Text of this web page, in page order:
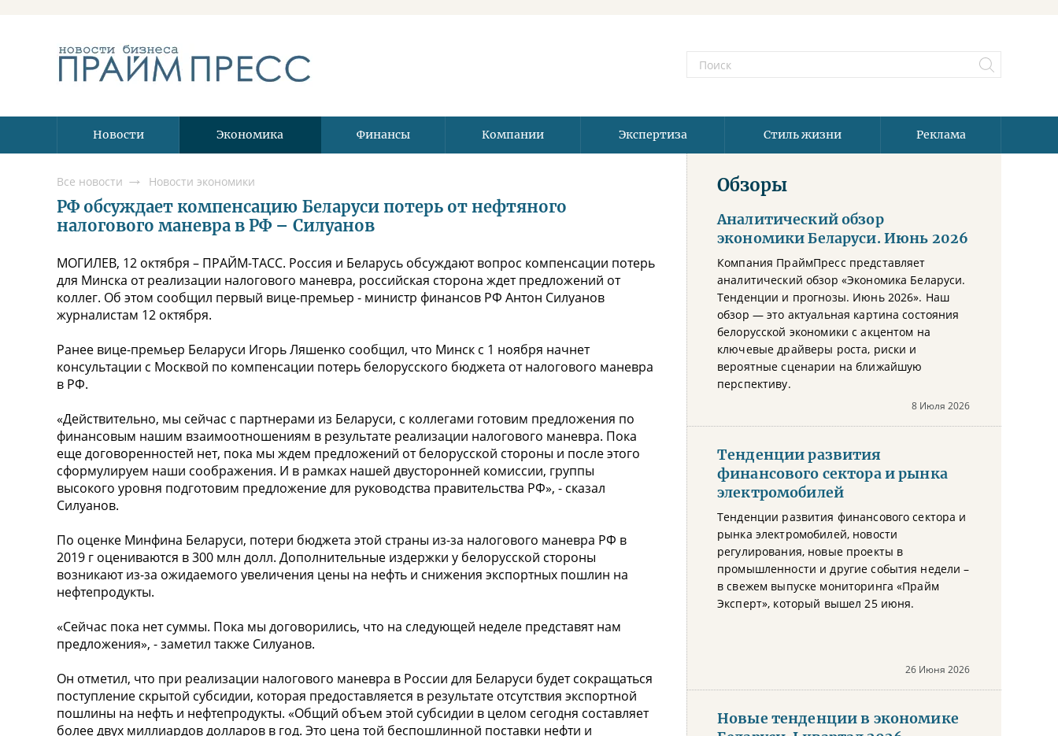
Новости Экономика Финансы Компании Экспертиза Стиль жизни Реклама
Все новости Новости экономики
РФ обсуждает компенсацию Беларуси потерь от нефтяного
налогового маневра в РФ – Силуанов
МОГИЛЕВ, 12 октября – ПРАЙМ-ТАСС. Россия и Беларусь обсуждают вопрос компенсации потерь
для Минска от реализации налогового маневра, российская сторона ждет предложений от
коллег. Об этом сообщил первый вице-премьер - министр финансов РФ Антон Силуанов
журналистам 12 октября.
Ранее вице-премьер Беларуси Игорь Ляшенко сообщил, что Минск с 1 ноября начнет
консультации с Москвой по компенсации потерь белорусского бюджета от налогового маневра
в РФ.
«Действительно, мы сейчас с партнерами из Беларуси, с коллегами готовим предложения по
финансовым нашим взаимоотношениям в результате реализации налогового маневра. Пока
еще договоренностей нет, пока мы ждем предложений от белорусской стороны и после этого
сформулируем наши соображения. И в рамках нашей двусторонней комиссии, группы
высокого уровня подготовим предложение для руководства правительства РФ», - сказал
Силуанов.
По оценке Минфина Беларуси, потери бюджета этой страны из-за налогового маневра РФ в
2019 г оцениваются в 300 млн долл. Дополнительные издержки у белорусской стороны
возникают из-за ожидаемого увеличения цены на нефть и снижения экспортных пошлин на
нефтепродукты.
«Сейчас пока нет суммы. Пока мы договорились, что на следующей неделе представят нам
предложения», - заметил также Силуанов.
Он отметил, что при реализации налогового маневра в России для Беларуси будет сокращаться
поступление скрытой субсидии, которая предоставляется в результате отсутствия экспортной
пошлины на нефть и нефтепродукты. «Общий объем этой субсидии в целом сегодня составляет
более двух миллиардов долларов в год. Это цена той беспошлинной поставки нефти и
Обзоры
Аналитический обзор
экономики Беларуси. Июнь 2026
Компания ПраймПресс представляет
аналитический обзор «Экономика Беларуси.
Тенденции и прогнозы. Июнь 2026». Наш
обзор — это актуальная картина состояния
белорусской экономики с акцентом на
ключевые драйверы роста, риски и
вероятные сценарии на ближайшую
перспективу.
8 Июля 2026
Тенденции развития
финансового сектора и рынка
электромобилей
Тенденции развития финансового сектора и
рынка электромобилей, новости
регулирования, новые проекты в
промышленности и другие события недели –
в свежем выпуске мониторинга «Прайм
Эксперт», который вышел 25 июня.
26 Июня 2026
Новые тенденции в экономике